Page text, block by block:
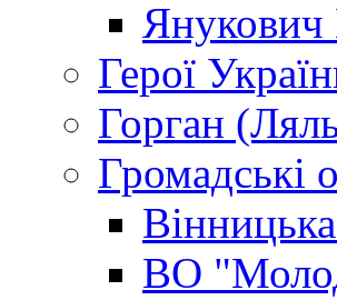
Янукович
Герої
Горган
Громадські
ВО